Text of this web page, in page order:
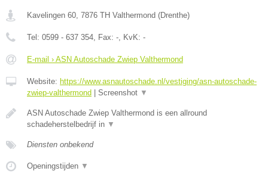
Kavelingen 60, 7876 TH Valthermond (Drenthe)
Tel: 0599 - 637 354, Fax: -, KvK: -
E-mail › ASN Autoschade Zwiep Valthermond
Website: https://www.asnautoschade.nl/vestiging/asn-autoschade-
zwiep-valthermond
Screenshot ▼
ASN Autoschade Zwiep Valthermond is een allround
schadeherstelbedrijf in ▼
Diensten onbekend
Openingstijden ▼